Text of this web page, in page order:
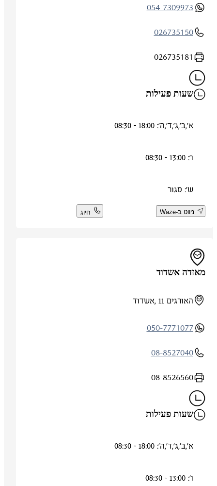
054-7309973
026735150
026735181
שעות פעילות
א',ב',ג',ד',ה': 18:00 - 08:30
ש': סגור
ניווט ב-Waze חיוג
מאזדה אשדוד
האורגים 11 ,אשדוד
050-7771077
08-8527040
08-8526560
שעות פעילות
א',ב',ג',ד',ה': 18:00 - 08:30